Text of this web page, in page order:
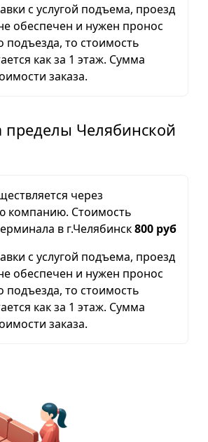
с услугой подъема, проезд
обеспечен и нужен пронос
то стоимость
как за 1 этаж. Сумма
заказа.
пределы Челябинской
через
компанию. Стоимость
в г.Челябинск800 руб
с услугой подъема, проезд
обеспечен и нужен пронос
то стоимость
как за 1 этаж. Сумма
заказа.